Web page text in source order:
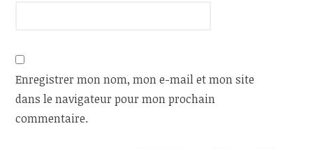
Enregistrer mon nom, mon e-mail et mon site
dans le navigateur pour mon prochain
commentaire.